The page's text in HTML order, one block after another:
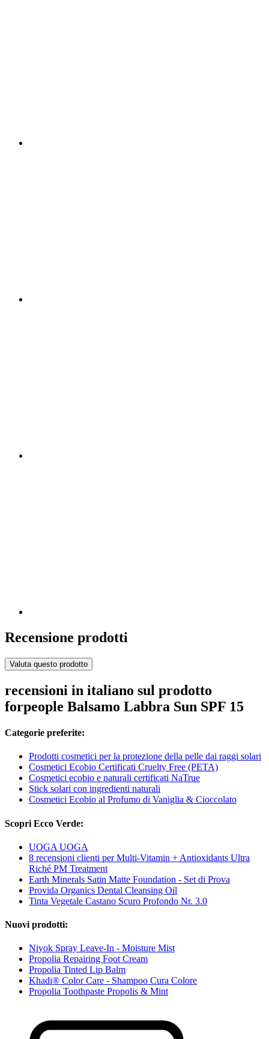
Recensione prodotti
Valuta questo prodotto
recensioni in italiano sul prodotto
forpeople Balsamo Labbra Sun SPF 15
Categorie preferite:
Prodotti cosmetici per la protezione della pelle dai raggi solari
Cosmetici Ecobio Certificati Cruelty Free (PETA)
Cosmetici ecobio e naturali certificati NaTrue
Stick solari con ingredienti naturali
Cosmetici Ecobio al Profumo di Vaniglia & Cioccolato
Scopri Ecco Verde:
UOGA UOGA
8 recensioni clienti per Multi-Vitamin + Antioxidants Ultra
Riché PM Treatment
Earth Minerals Satin Matte Foundation - Set di Prova
Provida Organics Dental Cleansing Oil
Tinta Vegetale Castano Scuro Profondo Nr. 3.0
Nuovi prodotti:
Niyok Spray Leave-In - Moisture Mist
Propolia Repairing Foot Cream
Propolia Tinted Lip Balm
Khadi® Color Care - Shampoo Cura Colore
Propolia Toothpaste Propolis & Mint